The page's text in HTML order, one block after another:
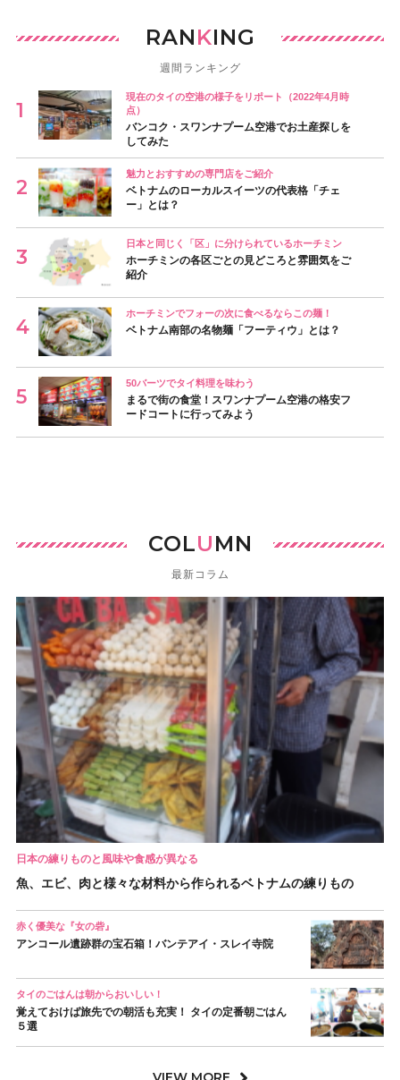
RANKING
週間ランキング
現在のタイの空港の様子をリポート（2022年4月時
点）
バンコク・スワンナプーム空港でお土産探しを
してみた
魅力とおすすめの専門店をご紹介
ベトナムのローカルスイーツの代表格「チェ
ー」とは？
日本と同じく「区」に分けられているホーチミン
ホーチミンの各区ごとの見どころと雰囲気をご
紹介
ホーチミンでフォーの次に食べるならこの麺！
ベトナム南部の名物麺「フーティウ」とは？
50バーツでタイ料理を味わう
まるで街の食堂！スワンナプーム空港の格安フ
ードコートに行ってみよう
COLUMN
最新コラム
日本の練りものと風味や食感が異なる
魚、エビ、肉と様々な材料から作られるベトナムの練りもの
赤く優美な『女の砦』
アンコール遺跡群の宝石箱！バンテアイ・スレイ寺院
タイのごはんは朝からおいしい！
覚えておけば旅先での朝活も充実！ タイの定番朝ごはん
５選